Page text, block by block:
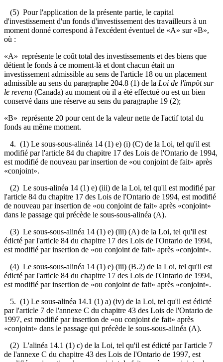
(5) Pour l'application de la présente partie, le capital
d'investissement d'un fonds d'investissement des travailleurs à un
moment donné correspond à l'excédent éventuel de «A» sur «B»,
où :
«A» représente le coût total des investissements et des biens que
détient le fonds à ce moment-là et dont chacun était un
investissement admissible au sens de l'article 18 ou un placement
admissible au sens du paragraphe 204.8 (1) de la Loi de l'impôt sur
le revenu (Canada) au moment où il a été effectué ou est un bien
conservé dans une réserve au sens du paragraphe 19 (2);
«B» représente 20 pour cent de la valeur nette de l'actif total du
fonds au même moment.
4. (1) Le sous-sous-alinéa 14 (1) e) (i) (C) de la Loi, tel qu'il est
modifié par l'article 84 du chapitre 17 des Lois de l'Ontario de 1994,
est modifié de nouveau par insertion de «ou conjoint de fait» après
«conjoint».
(2) Le sous-alinéa 14 (1) e) (iii) de la Loi, tel qu'il est modifié par
l'article 84 du chapitre 17 des Lois de l'Ontario de 1994, est modifié
de nouveau par insertion de «ou conjoint de fait» après «conjoint»
dans le passage qui précède le sous-sous-alinéa (A).
(3) Le sous-sous-alinéa 14 (1) e) (iii) (A) de la Loi, tel qu'il est
édicté par l'article 84 du chapitre 17 des Lois de l'Ontario de 1994,
est modifié par insertion de «ou conjoint de fait» après «conjoint».
(4) Le sous-sous-alinéa 14 (1) e) (iii) (B.2) de la Loi, tel qu'il est
édicté par l'article 84 du chapitre 17 des Lois de l'Ontario de 1994,
est modifié par insertion de «ou conjoint de fait» après «conjoint».
5. (1) Le sous-alinéa 14.1 (1) a) (iv) de la Loi, tel qu'il est édicté
par l'article 7 de l'annexe C du chapitre 43 des Lois de l'Ontario de
1997, est modifié par insertion de «ou conjoint de fait» après
«conjoint» dans le passage qui précède le sous-sous-alinéa (A).
(2) L'alinéa 14.1 (1) c) de la Loi, tel qu'il est édicté par l'article 7
de l'annexe C du chapitre 43 des Lois de l'Ontario de 1997, est